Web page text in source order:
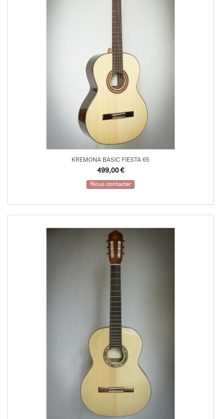
KREMONA BASIC FIESTA 65
499,00 €
Nous contacter